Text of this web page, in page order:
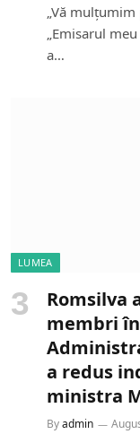
„Vă
„Emisarul
a…
LUMEA
Romsilva
membri
a redus
ministra
Byadmin